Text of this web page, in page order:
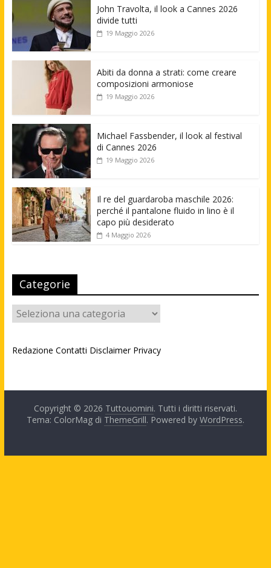
John Travolta, il look a Cannes 2026
divide tutti
19 Maggio 2026
Abiti da donna a strati: come creare
composizioni armoniose
19 Maggio 2026
Michael Fassbender, il look al festival
di Cannes 2026
19 Maggio 2026
Il re del guardaroba maschile 2026:
perché il pantalone fluido in lino è il
capo più desiderato
4 Maggio 2026
Categorie
Categorie
Redazione Contatti Disclaimer Privacy
Copyright © 2026 Tuttouomini. Tutti i diritti riservati.
Tema: ColorMag di ThemeGrill. Powered by WordPress.